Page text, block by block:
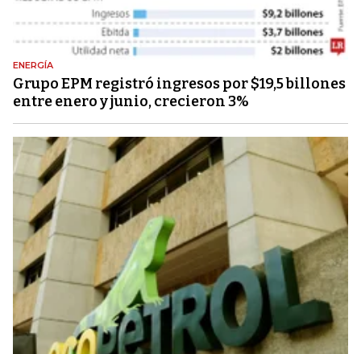
ENERGÍA
Grupo EPM registró ingresos por $19,5 billones
entre enero y junio, crecieron 3%